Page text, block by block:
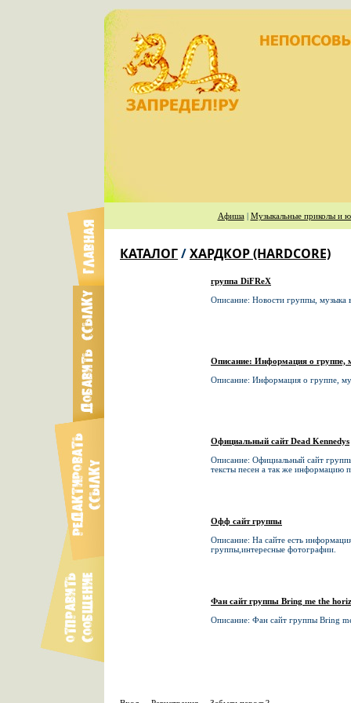
Афиша| Музыкальные приколы и
КАТАЛОГ/ХАРДКОР (HARDCORE)
группа DiFReX
Описание: Новости группы, музыка
Описание: Информация о группе,
Описание: Информация о группе,
Официальный сайт Dead Kennedys
Описание: Официальный сайт
тексты песен а так же информацию
Офф сайт группы
Описание: На сайте есть
группы,интересные фотографии.
Фан сайт группы Bring me the
Описание: Фан сайт группы Bring